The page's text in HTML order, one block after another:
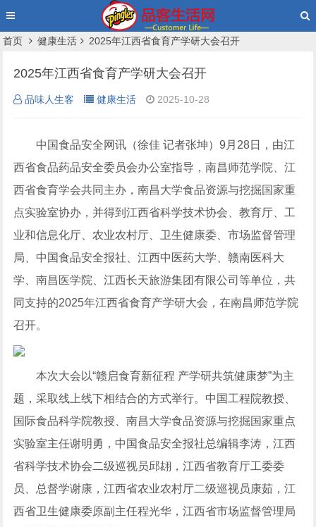
首页 健康生活 2025年江西省食育产学研大会召开
2025年江西省食育产学研大会召开
品味人生客 健康生活 2025-10-28
中国食品安全网讯（徐佳 记者张坤）9月28日，由江
西省食品药品安全委员会办公室指导，南昌师范学院、江
西省食育学会共同主办，南昌大学食品资源与挖掘国家重
点实验室协办，并得到江西省科学技术协会、教育厅、工
业和信息化厅、农业农村厅、卫生健康委、市场监督管理
局、中国食品安全报社、江西中医药大学、赣南医科大
学、南昌医学院、江西长天旅游集团有限公司等单位，共
同支持的2025年江西省食育产学研大会，在南昌师范学院
召开。
本次大会以“赣启食育新征程 产学研共筑健康梦”为主
题，采取线上线下相结合的方式举行。中国工程院教授、
国际食品科学院教授、南昌大学食品资源与挖掘国家重点
实验室主任谢明勇，中国食品安全报社总编辑李涛，江西
省科学技术协会二级巡视员邱翃，江西省教育厅工委委
员、总督学谢康，江西省农业农村厅二级巡视员康茹，江
西省卫生健康委原副主任程光华，江西省市场监督管理局